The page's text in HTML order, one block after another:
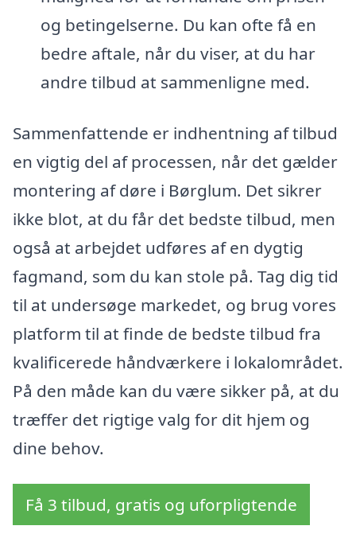
og betingelserne. Du kan ofte få en
bedre aftale, når du viser, at du har
andre tilbud at sammenligne med.
Sammenfattende er indhentning af tilbud
en vigtig del af processen, når det gælder
montering af døre i Børglum. Det sikrer
ikke blot, at du får det bedste tilbud, men
også at arbejdet udføres af en dygtig
fagmand, som du kan stole på. Tag dig tid
til at undersøge markedet, og brug vores
platform til at finde de bedste tilbud fra
kvalificerede håndværkere i lokalområdet.
På den måde kan du være sikker på, at du
træffer det rigtige valg for dit hjem og
dine behov.
Få 3 tilbud, gratis og uforpligtende